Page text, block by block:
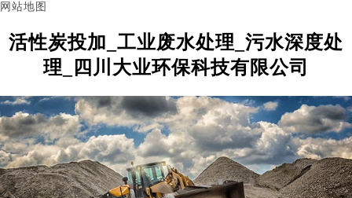
网站地图
活性炭投加_工业废水处理_污水深度处
理_四川大业环保科技有限公司